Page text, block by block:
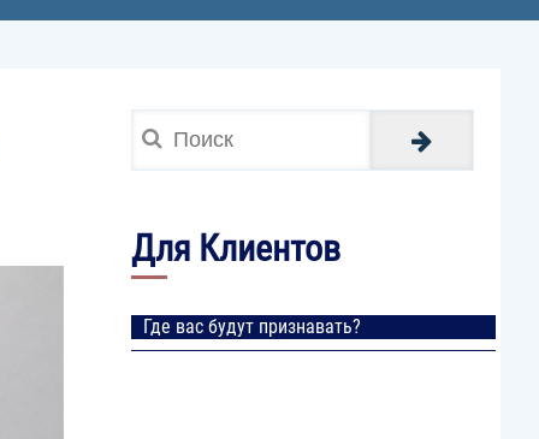
Для Клиентов
Где вас будут признавать?